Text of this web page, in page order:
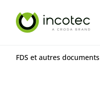
contenu
menu
FDS et autres documents